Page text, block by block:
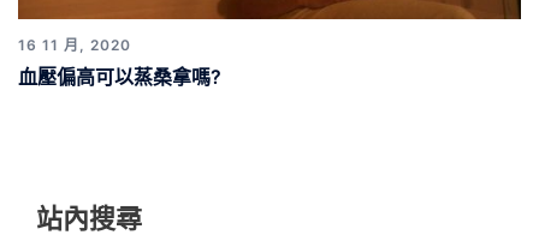
16 11 月, 2020
血壓偏高可以蒸桑拿嗎?
站內搜尋